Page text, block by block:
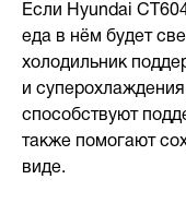
Если Hyundai
еда в нём будет
холодильник
и
способствуют
также помогают
виде.